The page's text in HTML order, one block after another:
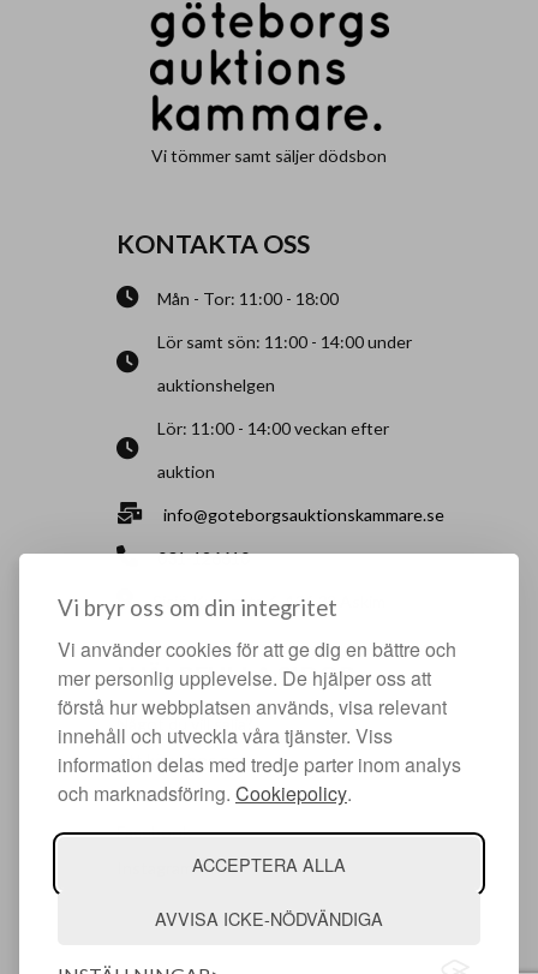
Vi bryr oss om din integritet
Vi använder cookies för att ge dig en bättre och
mer personlig upplevelse. De hjälper oss att
förstå hur webbplatsen används, visa relevant
innehåll och utveckla våra tjänster. Viss
information delas med tredje parter inom analys
och marknadsföring. Cookiepolicy.
ACCEPTERA ALLA
AVVISA ICKE-NÖDVÄNDIGA
Vi tömmer samt säljer dödsbon
KONTAKTA OSS
Mån - Tor: 11:00 - 18:00
Lör samt sön: 11:00 - 14:00 under
auktionshelgen
Lör: 11:00 - 14:00 veckan efter
auktion
info@goteborgsauktionskammare.se
031-126610
Sisjö Kullegata 6, 436 32 Askim
HJÄLPFULLA SIDOR
Något du vill sälja?
Att köpa hos oss
Om oss
Facebook
Instagram